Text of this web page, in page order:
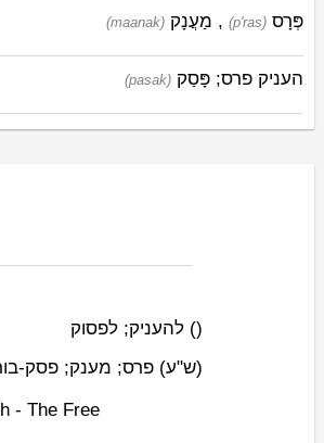
(p'ras) פְּרָס ,
(maanak) מַעֲנָק
העניק פרס; (pasak) פָּסַק
(
) להעניק; לפסוק
(ש"ע) פרס; מענק; פסק-
- The Free